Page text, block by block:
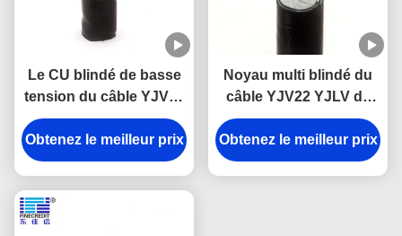
Le CU blindé de basse
tension du câble YJV22
électrique a échoué
Obtenez le meilleur prix
Noyau multi blindé du
câble YJV22 YJLV de
noyau de bande de
double bonne affaire
Obtenez le meilleur prix